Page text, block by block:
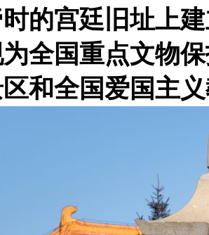
的宫廷旧址上
全国重点文物
和全国爱国主